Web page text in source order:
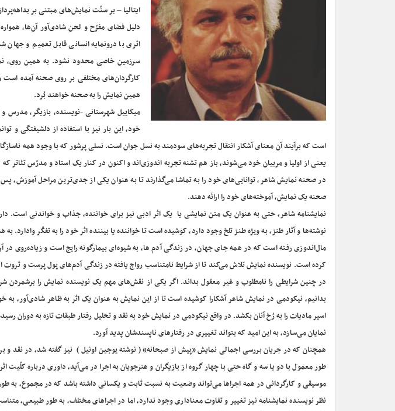
ایتالیا – بر سنّت نمایش‌های مبتنی بر
دلیل فضای مفرّح و لحن شادی‌آور آن‌ها،
اثری با درونمایه انسانی قابل تعمیم و
سرزمین خاصی محدود نشود. به همین روی،
کارگردان‌های مختلفی بر روی صحنه آمده
همین نمایش را به صحنه خواهند بُرد.
میکاییل شهرستانی -نویسنده، بازیگر، مدرس
خود، این بار نیز با استفاده از دلشیفتگی و
است که برآیند آن معنای آشکار انتقال تجربه‌های سودمند به نسل جوان است. نسلی پرشور که با وجود همه
یعنی از اولیا و مربیان خود می‌شوند، باز هم تشنه تجربه اندوزی‌اند و اکنون در کنار یک استاد و مدرّس تئاتر
در صحنه نمایش شاعر، توانایی‌های خود را به تماشا می‌گذارند تا به عنوان یکی از جدی‌ترین مراحل آموزش،
صحنه یک نمایش، آموخته‌های خود را ارائه دهند.
نمایشنامه شاعر، حتی به عنوان یک متن نمایشی یا یک اثر ادبی نیز برای خواننده، جذاب و خواندنی است.
نوشته‌ها و آثار طنز، به ویژه طنز تلخ وجود دارد، کوشیده است تا خواننده یا بیننده اثر خود را به تفکّر
مال‌اندوزی رفته است که در همه جای جهان، در زندگی آدم ها، به شیوه‌ای بیمارگونه رایج است و زیاده‌روی در
کرده است. نویسنده نمایش تلاش می‌کند تا از شرایط نامتناسب رواج یافته در زندگی آدم‌های پول پرست و ثروت
در چنین شرایطی را نامطلوب و غیر معقول بداند. اگر یکی از نقش‌های مهم یک نویسنده نمایش را برشمردن
بدانیم، نیکودمی در نمایش شاعر آشکارا کوشیده است تا از این نمایش به عنوان یک اثر به ظاهر شادی‌آور،
اسیر مادیات را به رُخ آنان بکشد. در واقع نیکودمی در نمایش خود به نقد و تحلیل رفتار طبقات تازه به دوران
نمایان می‌سازد، به این امید که بتواند تغییری در رفتارهای ناپسندشان پدید آورد.
همچنان که در جریان بررسی اجمالی نمایش «پیش از صبحانه» ( نوشته یوجین اونیل ) نیز گفته شد، در نقد
طور معمول با دو یا سه و گاه حتی با چهار گروه از بازیگران و هنرجویان به اجرا در می‌آید، داوری درباره کلّیت
موسیقی و کارگردانی در همه اجراها می‌تواند وضعیت به نسبت ثابت و یکسانی داشته باشد که در مجموع، به
نظر نویسنده نمایشنامه نیز تغییر و تفاوت معناداری وجود ندارد، اما در اجراهای مختلف، به طور طبیعی،